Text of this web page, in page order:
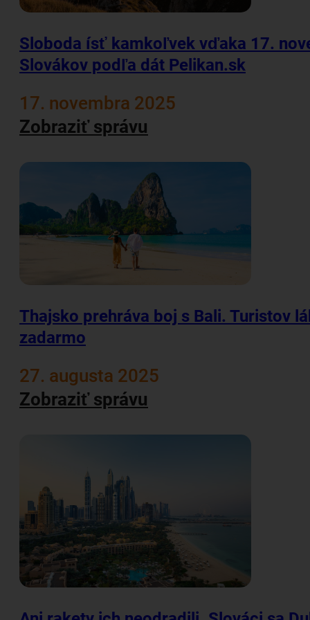
Sloboda ísť kamkoľvek vďaka 17.
Slovákov podľa dát Pelikan.sk
17. novembra 2025
Zobraziť správu
Thajsko prehráva boj s Bali. Turistov
zadarmo
27. augusta 2025
Zobraziť správu